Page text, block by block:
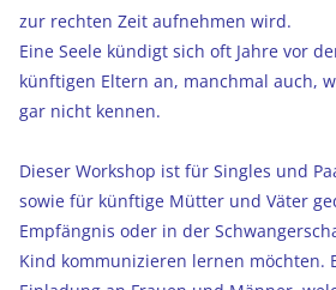
zur rechten Zeit aufnehmen wird.
Eine Seele kündigt sich oft Jahre vor
künftigen Eltern an, manchmal auch,
gar nicht kennen.
Dieser Workshop ist für Singles und
sowie für künftige Mütter und Väter
Empfängnis oder in der
Kind kommunizieren lernen möchten.